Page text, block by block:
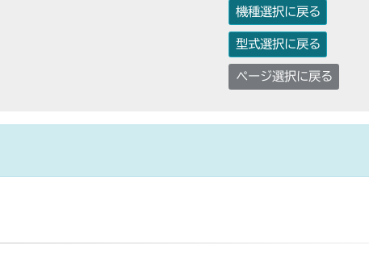
機種選択に戻る
型式選択に戻る
ページ選択に戻る